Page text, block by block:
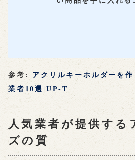
参考: アクリルキーホルダーを
業者10選|UP-T
人気業者が提供する
ズの質